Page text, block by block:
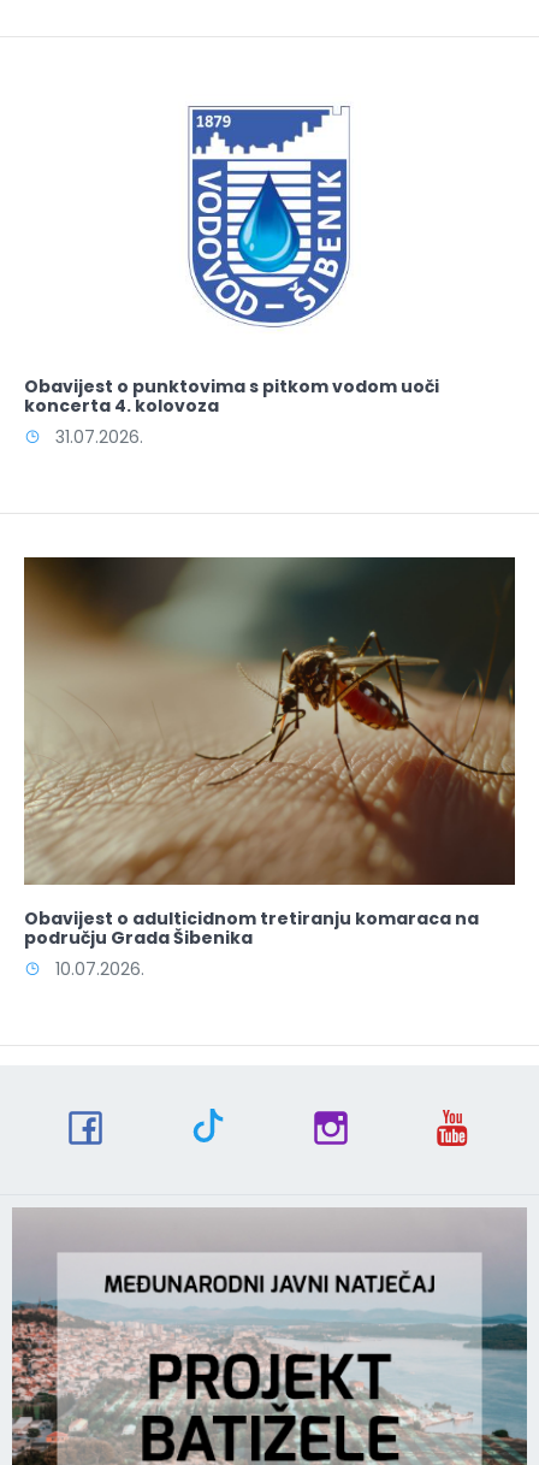
Obavijest o punktovima s pitkom vodom uoči
koncerta 4. kolovoza
31.07.2026.
Obavijest o adulticidnom tretiranju komaraca na
području Grada Šibenika
10.07.2026.